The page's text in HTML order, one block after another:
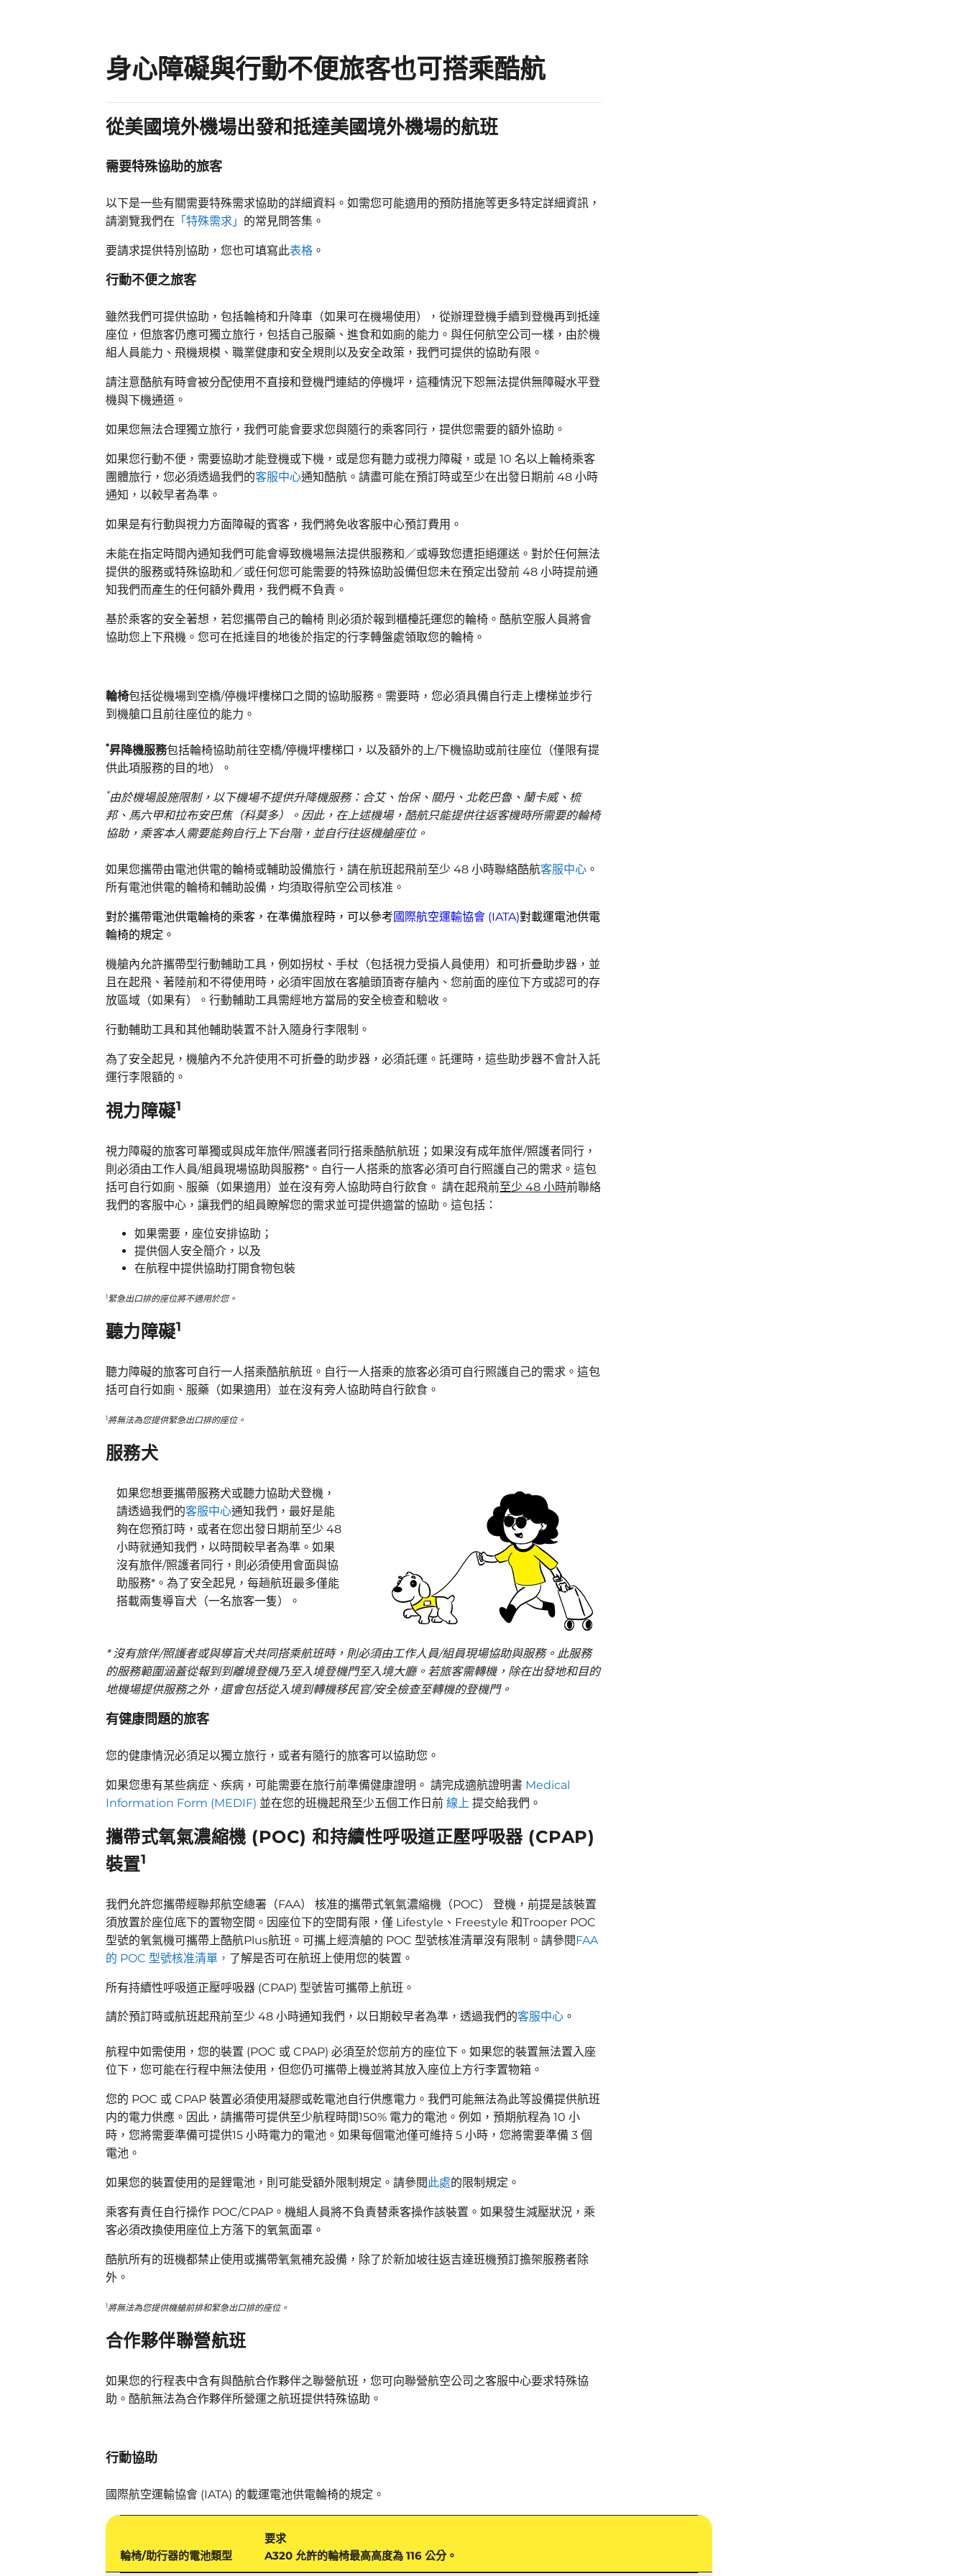
身心障礙與行動不便旅客也可搭乘酷航
從美國境外機場出發和抵達美國境外機場的航班
需要特殊協助的旅客
以下是一些有關需要特殊需求協助的詳細資料。如需您可能適用的預防措施等更多特定詳細資訊，
請瀏覽我們在 「特殊需求」 的常見問答集。
要請求提供特別協助，您也可填寫此表格 。
行動不便之旅客
雖然我們可提供協助，包括輪椅和升降車（如果可在機場使用），從辦理登機手續到登機再到抵達
座位，但旅客仍應可獨立旅行，包括自己服藥、進食和如廁的能力。與任何航空公司一樣，由於機
組人員能力、飛機規模、職業健康和安全規則以及安全政策，我們可提供的協助有限。
請注意酷航有時會被分配使用不直接和登機門連結的停機坪，這種情況下恕無法提供無障礙水平登
機與下機通道。
如果您無法合理獨立旅行，我們可能會要求您與隨行的乘客同行，提供您需要的額外協助。
如果您行動不便，需要協助才能登機或下機，或是您有聽力或視力障礙，或是 10 名以上輪椅乘客
團體旅行，您必須透過我們的客服中心通知酷航。請盡可能在預訂時或至少在出發日期前 48 小時
通知，以較早者為準。
如果是有行動與視力方面障礙的賓客，我們將免收客服中心預訂費用。
未能在指定時間內通知我們可能會導致機場無法提供服務和／或導致您遭拒絕運送。對於任何無法
提供的服務或特殊協助和／或任何您可能需要的特殊協助設備但您未在預定出發前 48 小時提前通
知我們而產生的任何額外費用，我們概不負責。
基於乘客的安全著想，若您攜帶自己的輪椅 則必須於報到櫃檯託運您的輪椅。酷航空服人員將會
協助您上下飛機。您可在抵達目的地後於指定的行李轉盤處領取您的輪椅。
輪椅包括從機場到空橋/停機坪樓梯口之間的協助服務。需要時，您必須具備自行走上樓梯並步行
到機艙口且前往座位的能力。
*昇降機服務包括輪椅協助前往空橋/停機坪樓梯口，以及額外的上/下機協助或前往座位（僅限有提
供此項服務的目的地）。
*由於機場設施限制，以下機場不提供升降機服務： 合艾、 怡保、關丹、 北乾巴魯、 蘭卡威、梳
邦、馬六甲和拉布安巴焦（科莫多）。因此，在上述機場，酷航只能提供往返客機時所需要的輪椅
協助，乘客本人需要能夠自行上下台階，並自行往返機艙座位。
如果您攜帶由電池供電的輪椅或輔助設備旅行，請在航班起飛前至少 48 小時聯絡酷航客服中心 。
所有電池供電的輪椅和輔助設備，均須取得航空公司核准。
對於攜帶電池供電輪椅的乘客，在準備旅程時，可以參考國際航空運輸協會 (IATA)對載運電池供電
輪椅的規定。
機艙內允許攜帶型行動輔助工具，例如拐杖、手杖（包括視力受損人員使用）和可折疊助步器，並
且在起飛、著陸前和不得使用時，必須牢固放在客艙頭頂寄存艙內、您前面的座位下方或認可的存
放區域（如果有）。行動輔助工具需經地方當局的安全檢查和驗收。
行動輔助工具和其他輔助裝置不計入隨身行李限制。
為了安全起見，機艙內不允許使用不可折疊的助步器，必須託運。託運時，這些助步器不會計入託
運行李限額的。
視力障礙1
視力障礙的旅客可單獨或與成年旅伴/照護者同行搭乘酷航航班；如果沒有成年旅伴/照護者同行，
則必須由工作人員/組員現場協助與服務*。自行一人搭乘的旅客必須可自行照護自己的需求。這包
括可自行如廁、服藥（如果適用）並在沒有旁人協助時自行飲食。 請在起飛前至少 48 小時前聯絡
我們的客服中心，讓我們的組員瞭解您的需求並可提供適當的協助。這包括：
如果需要，座位安排協助；
提供個人安全簡介，以及
在航程中提供協助打開食物包裝
1緊急出口排的座位將不適用於您。
聽力障礙1
聽力障礙的旅客可自行一人搭乘酷航航班。自行一人搭乘的旅客必須可自行照護自己的需求。這包
括可自行如廁、服藥（如果適用）並在沒有旁人協助時自行飲食。
1將無法為您提供緊急出口排的座位。
服務犬
如果您想要攜帶服務犬或聽力協助犬登機，
請透過我們的客服中心通知我們，最好是能
夠在您預訂時，或者在您出發日期前至少 48
小時就通知我們，以時間較早者為準。如果
沒有旅伴/照護者同行，則必須使用會面與協
助服務*。為了安全起見，每趟航班最多僅能
搭載兩隻導盲犬（一名旅客一隻）。
* 沒有旅伴/照護者或與導盲犬共同搭乘航班時，則必須由工作人員/組員現場協助與服務。此服務
的服務範圍涵蓋從報到到離境登機乃至入境登機門至入境大廳。若旅客需轉機，除在出發地和目的
地機場提供服務之外，還會包括從入境到轉機移民官/安全檢查至轉機的登機門。
有健康問題的旅客
您的健康情況必須足以獨立旅行，或者有隨行的旅客可以協助您。
如果您患有某些病症、疾病，可能需要在旅行前準備健康證明。 請完成適航證明書 Medical
Information Form (MEDIF) 並在您的班機起飛至少五個工作日前 線上 提交給我們。
攜帶式氧氣濃縮機 (POC) 和持續性呼吸道正壓呼吸器 (CPAP)
裝置1
我們允許您攜帶經聯邦航空總署（FAA） 核准的攜帶式氧氣濃縮機（POC） 登機，前提是該裝置
須放置於座位底下的置物空間。因座位下的空間有限，僅 Lifestyle、Freestyle 和Trooper POC
型號的氧氣機可攜帶上酷航Plus航班。可攜上經濟艙的 POC 型號核准清單沒有限制。請參閱FAA
的 POC 型號核准清單， 了解是否可在航班上使用您的裝置。
所有持續性呼吸道正壓呼吸器 (CPAP) 型號皆可攜帶上航班。
請於預訂時或航班起飛前至少 48 小時通知我們，以日期較早者為準，透過我們的客服中心 。
航程中如需使用，您的裝置 (POC 或 CPAP) 必須至於您前方的座位下。如果您的裝置無法置入座
位下，您可能在行程中無法使用，但您仍可攜帶上機並將其放入座位上方行李置物箱。
您的 POC 或 CPAP 裝置必須使用凝膠或乾電池自行供應電力。我們可能無法為此等設備提供航班
内的電力供應。因此，請攜帶可提供至少航程時間150% 電力的電池。例如，預期航程為 10 小
時，您將需要準備可提供15 小時電力的電池。如果每個電池僅可維持 5 小時，您將需要準備 3 個
電池。
如果您的裝置使用的是鋰電池，則可能受額外限制規定。請參閱 此處的限制規定。
乘客有責任自行操作 POC/CPAP。機組人員將不負責替乘客操作該裝置。如果發生減壓狀況，乘
客必須改換使用座位上方落下的氧氣面罩。
酷航所有的班機都禁止使用或攜帶氧氣補充設備，除了於新加坡往返吉達班機預訂擔架服務者除
外。
1將無法為您提供機艙前排和緊急出口排的座位。
合作夥伴聯營航班
如果您的行程表中含有與酷航合作夥伴之聯營航班，您可向聯營航空公司之客服中心要求特殊協
助。酷航無法為合作夥伴所營運之航班提供特殊協助。
行動協助
國際航空運輸協會 (IATA) 的載運電池供電輪椅的規定。
輪椅/助行器的電池類型
要求
A320 允許的輪椅最高高度為 116 公分。